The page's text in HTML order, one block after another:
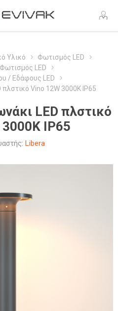
Υλικό
Φωτισμός LED
LED
/ Εδάφους LED
Vino 12W 3000Κ IP65
LED πλστικό
IP65
Libera